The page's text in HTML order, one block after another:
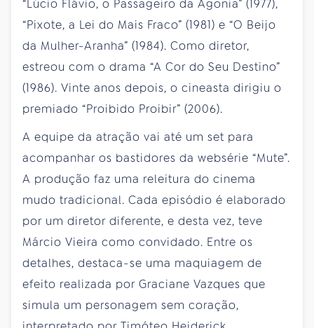
“Lúcio Flávio, o Passageiro da Agonia” (1977),
“Pixote, a Lei do Mais Fraco” (1981) e “O Beijo
da Mulher-Aranha” (1984). Como diretor,
estreou com o drama “A Cor do Seu Destino”
(1986). Vinte anos depois, o cineasta dirigiu o
premiado “Proibido Proibir” (2006).
A equipe da atração vai até um set para
acompanhar os bastidores da websérie “Mute”.
A produção faz uma releitura do cinema
mudo tradicional. Cada episódio é elaborado
por um diretor diferente, e desta vez, teve
Márcio Vieira como convidado. Entre os
detalhes, destaca-se uma maquiagem de
efeito realizada por Graciane Vazques que
simula um personagem sem coração,